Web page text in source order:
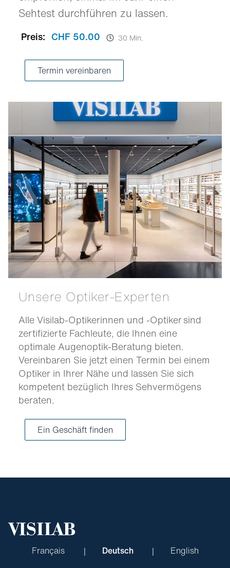
Sehtest durchführen zu lassen.
Preis: CHF 50.00 30 Min.
Termin vereinbaren
Unsere Optiker-Experten
Alle Visilab-Optikerinnen und -Optiker sind
zertifizierte Fachleute, die Ihnen eine
optimale Augenoptik-Beratung bieten.
Vereinbaren Sie jetzt einen Termin bei einem
Optiker in Ihrer Nähe und lassen Sie sich
kompetent bezüglich Ihres Sehvermögens
beraten.
Ein Geschäft finden
Français Deutsch English